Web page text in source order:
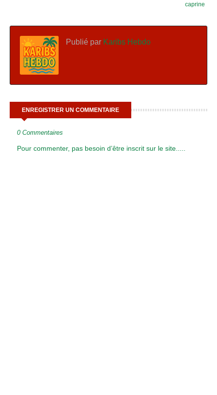
caprine
Publié par Karibs Hebdo
ENREGISTRER UN COMMENTAIRE
0 Commentaires
Pour commenter, pas besoin d’être inscrit sur le site.....